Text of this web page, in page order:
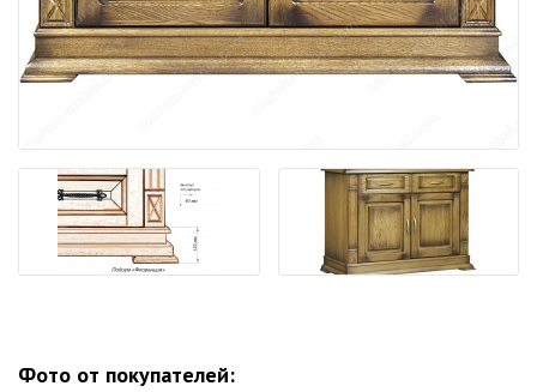
Фото от покупателей: